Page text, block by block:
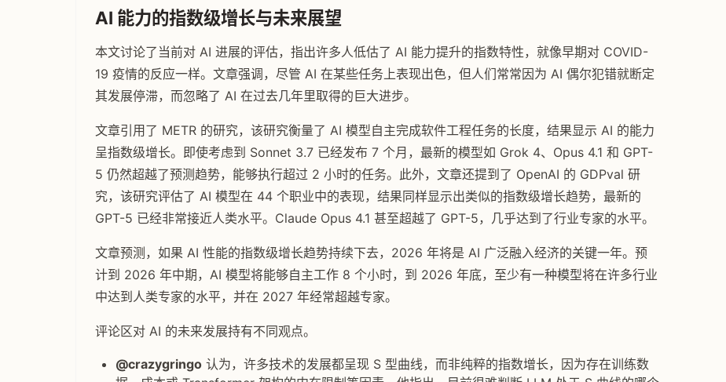
AI 能力的指数级增长与未来展望
本文讨论了当前对 AI 进展的评估，指出许多人低估了 AI 能力提升的指数特性，就像早期对 COVID-
19 疫情的反应一样。文章强调，尽管 AI 在某些任务上表现出色，但人们常常因为 AI 偶尔犯错就断定
其发展停滞，而忽略了 AI 在过去几年里取得的巨大进步。
文章引用了 METR 的研究，该研究衡量了 AI 模型自主完成软件工程任务的长度，结果显示 AI 的能力
呈指数级增长。即使考虑到 Sonnet 3.7 已经发布 7 个月，最新的模型如 Grok 4、Opus 4.1 和 GPT-
5 仍然超越了预测趋势，能够执行超过 2 小时的任务。此外，文章还提到了 OpenAI 的 GDPval 研
究，该研究评估了 AI 模型在 44 个职业中的表现，结果同样显示出类似的指数级增长趋势，最新的
GPT-5 已经非常接近人类水平。Claude Opus 4.1 甚至超越了 GPT-5，几乎达到了行业专家的水平。
文章预测，如果 AI 性能的指数级增长趋势持续下去，2026 年将是 AI 广泛融入经济的关键一年。预
计到 2026 年中期，AI 模型将能够自主工作 8 个小时，到 2026 年底，至少有一种模型将在许多行业
中达到人类专家的水平，并在 2027 年经常超越专家。
评论区对 AI 的未来发展持有不同观点。
@crazygringo认为，许多技术的发展都呈现 S 型曲线，而非纯粹的指数增长，因为存在训练数